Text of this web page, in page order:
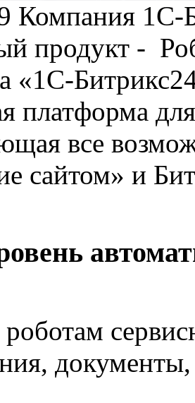
Компания 1С-
продукт -
«1С-
платформа
все
сайтом» и
документы,